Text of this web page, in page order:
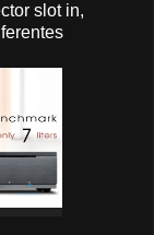
slot in,